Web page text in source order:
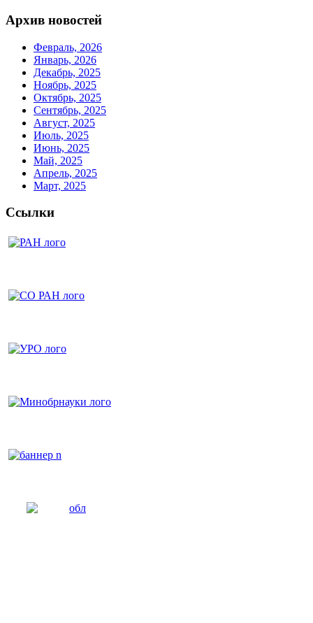
Архив новостей
Февраль, 2026
Январь, 2026
Декабрь, 2025
Ноябрь, 2025
Октябрь, 2025
Сентябрь, 2025
Август, 2025
Июль, 2025
Июнь, 2025
Май, 2025
Апрель, 2025
Март, 2025
Ссылки